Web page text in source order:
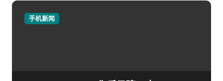
手机新闻